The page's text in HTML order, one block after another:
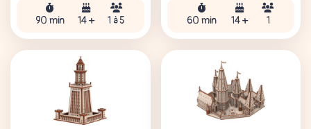
90 min 14 + 1 à 5 60 min 14 + 1